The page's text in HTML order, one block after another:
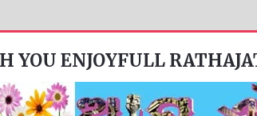
YOU ENJOYFULL